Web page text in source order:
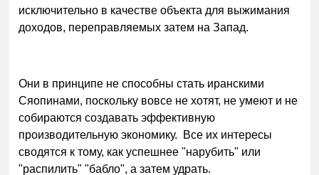
исключительно в качестве объекта для выжимания
доходов, переправляемых затем на Запад.
Они в принципе не способны стать иранскими
Сяопинами, поскольку вовсе не хотят, не умеют и не
собираются создавать эффективную
производительную экономику. Все их интересы
сводятся к тому, как успешнее "нарубить" или
"распилить" "бабло", а затем удрать.